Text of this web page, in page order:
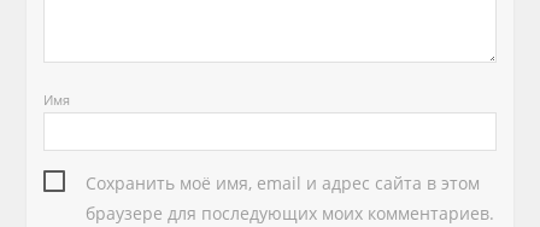
Имя
Сохранить моё имя, email и адрес сайта в этом
браузере для последующих моих комментариев.